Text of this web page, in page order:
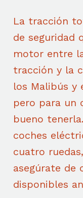
La tracción
de seguridad
motor entre
tracción y la
los Malibús y
pero para un
bueno
coches
cuatro
asegúrate de
disponibles